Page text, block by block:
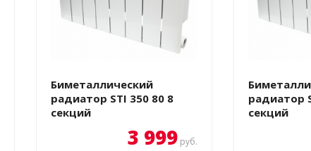
Биметаллический
радиатор STI 350 80 8
секций
3 999 руб.
радиатор
секций